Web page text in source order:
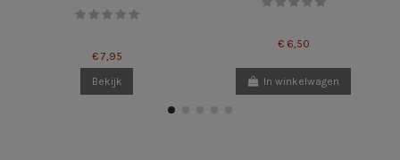
€ 7,95
Bekijk
€ 6,50
In winkelwagen